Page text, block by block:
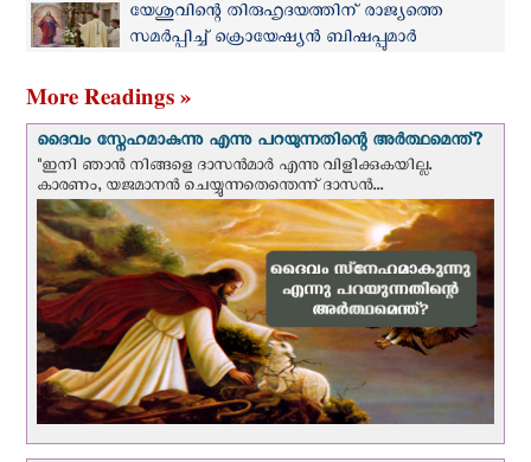
യേശുവിന്റെ തിരുഹൃദയത്തിന് രാജ്യത്തെ
സമര്‍പ്പിച്ച് ക്രൊയേഷ്യൻ ബിഷപ്പുമാർ
More Readings »
ദൈവം സ്നേഹമാകുന്നു എന്നു പറയുന്നതിന്റെ അർത്ഥമെന്ത്?
"ഇനി ഞാന്‍ നിങ്ങളെ ദാസന്‍മാര്‍ എന്നു വിളിക്കുകയില്ല.
കാരണം, യജമാനന്‍ ചെയ്യുന്നതെന്തെന്ന് ദാസന്‍...